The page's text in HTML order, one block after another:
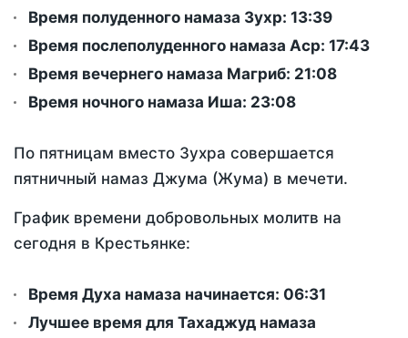
Время полуденного намаза Зухр: 13:39
Время послеполуденного намаза Аср: 17:43
Время вечернего намаза Магриб: 21:08
Время ночного намаза Иша: 23:08
По пятницам вместо Зухра совершается
пятничный намаз Джума (Жума) в мечети.
График времени добровольных молитв на
сегодня в Крестьянке:
Время Духа намаза начинается: 06:31
Лучшее время для Тахаджуд намаза